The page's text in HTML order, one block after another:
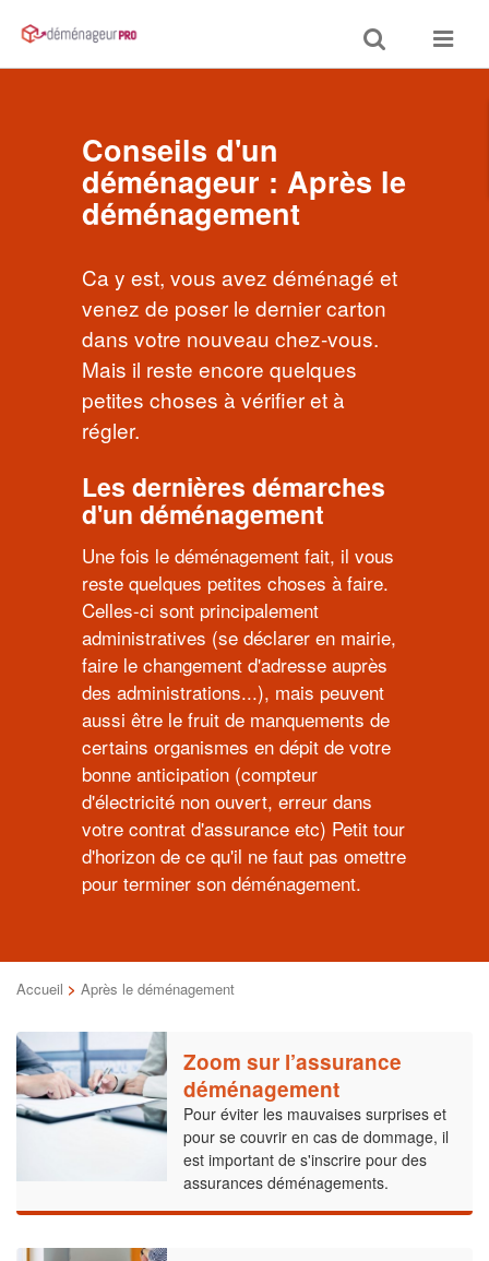
Toggle
search
Toggle
Conseils d'un
déménageur : Après le
déménagement
Ca y est, vous avez déménagé et
venez de poser le dernier carton
dans votre nouveau chez-vous.
Mais il reste encore quelques
petites choses à vérifier et à
régler.
Les dernières démarches
d'un déménagement
Une fois le déménagement fait, il vous
reste quelques petites choses à faire.
Celles-ci sont principalement
administratives (se déclarer en mairie,
faire le changement d'adresse auprès
des administrations...), mais peuvent
aussi être le fruit de manquements de
certains organismes en dépit de votre
bonne anticipation (compteur
d'électricité non ouvert, erreur dans
votre contrat d'assurance etc) Petit tour
d'horizon de ce qu'il ne faut pas omettre
pour terminer son déménagement.
Accueil > Après le déménagement
Zoom sur l’assurance
déménagement
Pour éviter les mauvaises surprises et
pour se couvrir en cas de dommage, il
est important de s'inscrire pour des
assurances déménagements.